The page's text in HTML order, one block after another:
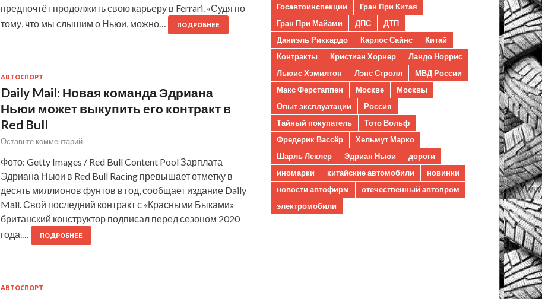
предпочтёт продолжить свою карьеру в Ferrari. «Судя по
тому, что мы слышим о Ньюи, можно…
ПОДРОБНЕЕ
АВТОСПОРТ
Daily Mail: Новая команда Эдриана
Ньюи может выкупить его контракт в
Red Bull
Оставьте комментарий
Фото: Getty Images / Red Bull Content Pool Зарплата
Эдриана Ньюи в Red Bull Racing превышает отметку в
десять миллионов фунтов в год, сообщает издание Daily
Mail. Свой последний контракт с «Красными Быками»
британский конструктор подписал перед сезоном 2020
года.…
ПОДРОБНЕЕ
АВТОСПОРТ
Госавтоинспекции
Гран При Китая
Гран При Майами
ДПС
ДТП
Даниэль Риккардо
Карлос Сайнс
Китай
Контракты
Кристиан Хорнер
Ландо Норрис
Льюис Хэмилтон
Лэнс Стролл
МВД России
Макс Ферстаппен
Москве
Москвы
Опыт эксплуатации
Россия
Тайный покупатель
Тото Вольф
Фредерик Вассёр
Хельмут Марко
Шарль Леклер
Эдриан Ньюи
дороги
иномарки
китайские автомобили
новинки
новости автофирм
отечественный автопром
электромобили